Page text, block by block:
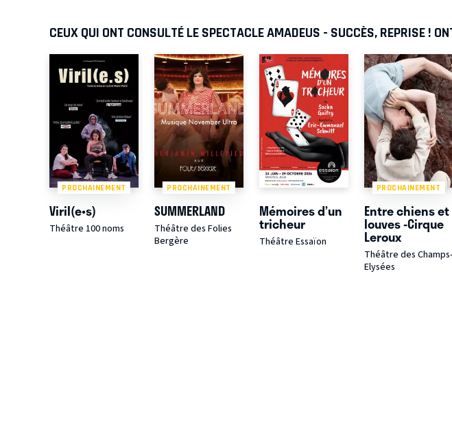
CEUX QUI ONT CONSULTÉ LE SPECTACLE AMADEUS - SUCCÈS, REPRISE !
PROCHAINEMENT
Viril(e•s)
Théâtre 100 noms
PROCHAINEMENT
SUMMERLAND
Théâtre des Folies
Bergère
Mémoires d’un
tricheur
Théâtre Essaïon
PROCHAINEMENT
Entre chiens et
louves -Cirque
Leroux
Théâtre des Champs-
Elysées